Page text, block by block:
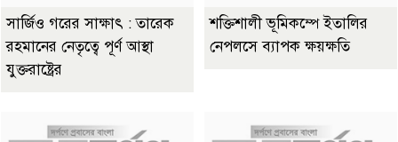
সার্জিও গরের সাক্ষাৎ : তারেক
রহমানের নেতৃত্বে পূর্ণ আস্থা
যুক্তরাষ্ট্রের
শক্তিশালী ভূমিকম্পে ইতালির
নেপলসে ব্যাপক ক্ষয়ক্ষতি